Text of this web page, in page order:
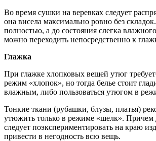
Во время сушки на веревках следует
она висела максимально ровно без
полностью, а до состояния слегка
можно переходить непосредственно к
Глажка
При глажке хлопковых вещей утюг
режим «хлопок», но тогда белье стоит
влажным, либо пользоваться утюгом в
Тонкие ткани (рубашки, блузы, платья)
утюжить только в режиме «шелк». Причем
следует поэкспериментировать на краю
привести в негодность всю вещь.